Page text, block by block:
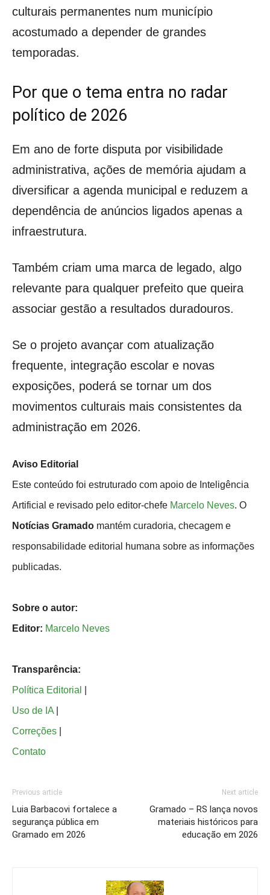
culturais permanentes num município
acostumado a depender de grandes
temporadas.
Por que o tema entra no radar
político de 2026
Em ano de forte disputa por visibilidade
administrativa, ações de memória ajudam a
diversificar a agenda municipal e reduzem a
dependência de anúncios ligados apenas a
infraestrutura.
Também criam uma marca de legado, algo
relevante para qualquer prefeito que queira
associar gestão a resultados duradouros.
Se o projeto avançar com atualização
frequente, integração escolar e novas
exposições, poderá se tornar um dos
movimentos culturais mais consistentes da
administração em 2026.
Aviso Editorial
Este conteúdo foi estruturado com apoio de Inteligência
Artificial e revisado pelo editor-chefe Marcelo Neves. O
Notícias Gramado mantém curadoria, checagem e
responsabilidade editorial humana sobre as informações
publicadas.
Sobre o autor:
Editor: Marcelo Neves
Transparência:
Política Editorial
Uso de IA
Correções
Contato
Previous article
Luia Barbacovi fortalece a
segurança pública em
Gramado em 2026
Next article
Gramado – RS lança novos
materiais históricos para
educação em 2026